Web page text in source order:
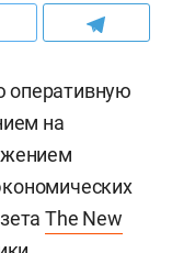
оперативную
на
The New